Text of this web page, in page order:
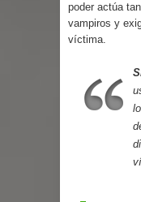
poder actúa
vampiros y
víctima.